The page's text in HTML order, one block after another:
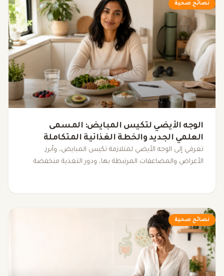
نصائح صحية
الوجه الأيضي لتكيس المبايض: المسمى
العلمي الجديد والخطة الغذائية المتكاملة
لضبط الهرمونات
تعرفي إلى الوجه الأيضي لمتلازمة تكيس المبايض، وأبرز
الأعراض والمضاعفات المرتبطة بها، ودور التغذية منخفضة
نصائح صحية